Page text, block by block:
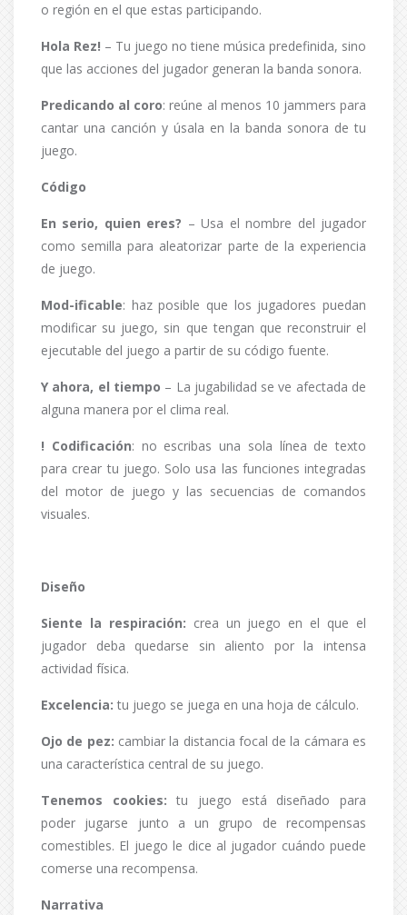
o región en el que estas participando.
Hola Rez! – Tu juego no tiene música predefinida, sino
que las acciones del jugador generan la banda sonora.
Predicando al coro: reúne al menos 10 jammers para
cantar una canción y úsala en la banda sonora de tu
juego.
Código
En serio, quien eres? – Usa el nombre del jugador
como semilla para aleatorizar parte de la experiencia
de juego.
Mod-ificable: haz posible que los jugadores puedan
modificar su juego, sin que tengan que reconstruir el
ejecutable del juego a partir de su código fuente.
Y ahora, el tiempo – La jugabilidad se ve afectada de
alguna manera por el clima real.
! Codificación: no escribas una sola línea de texto
para crear tu juego. Solo usa las funciones integradas
del motor de juego y las secuencias de comandos
visuales.
Diseño
Siente la respiración: crea un juego en el que el
jugador deba quedarse sin aliento por la intensa
actividad física.
Excelencia: tu juego se juega en una hoja de cálculo.
Ojo de pez: cambiar la distancia focal de la cámara es
una característica central de su juego.
Tenemos cookies: tu juego está diseñado para
poder jugarse junto a un grupo de recompensas
comestibles. El juego le dice al jugador cuándo puede
comerse una recompensa.
Narrativa